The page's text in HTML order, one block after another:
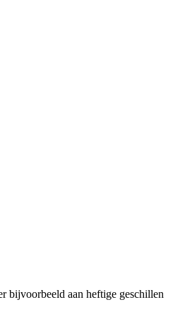
bijvoorbeeld aan heftige geschillen